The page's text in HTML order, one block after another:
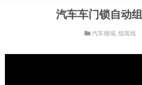
汽车车门锁自动
汽车领域 组装线